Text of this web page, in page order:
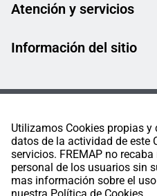
Utilizamos Cookies propias y
datos de la actividad de este
servicios. FREMAP no
personal de los usuarios sin
mas información sobre el
Atención y servicios
Información del sitio